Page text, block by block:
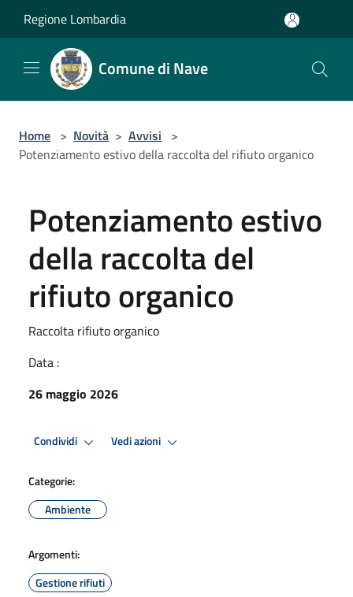
Regione Lombardia
Comune di Nave
Home > Novità > Avvisi >
Potenziamento estivo della raccolta del rifiuto organico
Potenziamento estivo
della raccolta del
rifiuto organico
Raccolta rifiuto organico
Data :
26 maggio 2026
Condividi Vedi azioni
Categorie:
Ambiente
Argomenti:
Gestione rifiuti